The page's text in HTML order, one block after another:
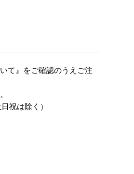
て』
をご確認のうえご注
祝は除く）